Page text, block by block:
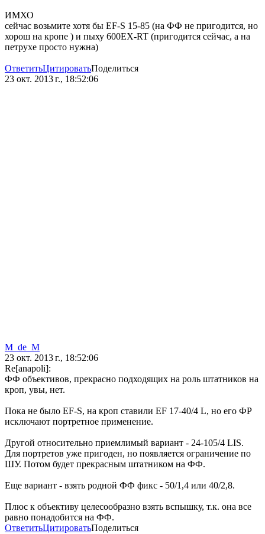
ИМХО
сейчас возьмите хотя бы EF-S 15-85 (на ФФ не пригодится, но
хорош на кропе ) и пыху 600EX-RT (пригодится сейчас, а на
петрухе просто нужна)
ОтветитьЦитироватьПоделиться
23 окт. 2013 г., 18:52:06
M_de_M
23 окт. 2013 г., 18:52:06
Re[anapoli]:
ФФ объективов, прекрасно подходящих на роль штатников на
кроп, увы, нет.
Пока не было EF-S, на кроп ставили EF 17-40/4 L, но его ФР
исключают портретное применение.
Другой относительно приемлимый вариант - 24-105/4 LIS.
Для портретов уже пригоден, но появляется ограничение по
ШУ. Потом будет прекрасным штатником на ФФ.
Еще вариант - взять родной ФФ фикс - 50/1,4 или 40/2,8.
Плюс к объективу целесообразно взять вспышку, т.к. она все
равно понадобится на ФФ.
ОтветитьЦитироватьПоделиться